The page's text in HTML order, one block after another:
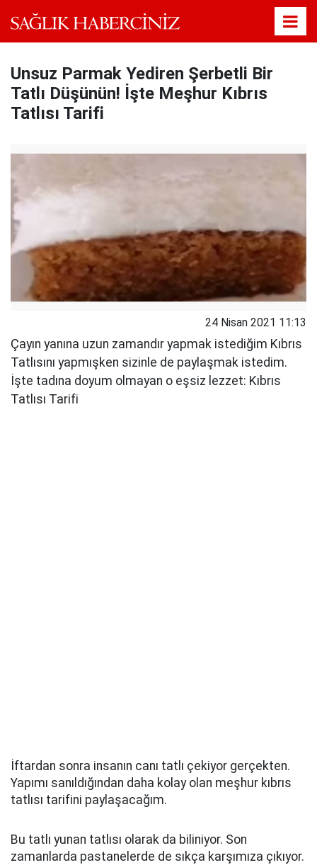
Unsuz Parmak Yediren Şerbetli Bir
Tatlı Düşünün! İşte Meşhur Kıbrıs
Tatlısı Tarifi
24 Nisan 2021 11:13
Çayın yanına uzun zamandır yapmak istediğim Kıbrıs
Tatlısını yapmışken sizinle de paylaşmak istedim.
İşte tadına doyum olmayan o eşsiz lezzet: Kıbrıs
Tatlısı Tarifi
İftardan sonra insanın canı tatlı çekiyor gerçekten.
Yapımı sanıldığından daha kolay olan meşhur kıbrıs
tatlısı tarifini paylaşacağım.
Bu tatlı yunan tatlısı olarak da biliniyor. Son
zamanlarda pastanelerde de sıkça karşımıza çıkıyor.